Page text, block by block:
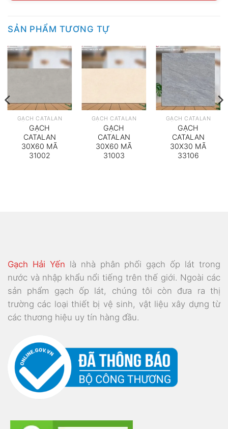
SẢN PHẨM TƯƠNG TỰ
GẠCH CATALAN
GẠCH
CATALAN
30X60 MÃ
31002
GẠCH CATALAN
GẠCH
CATALAN
30X60 MÃ
31003
GẠCH CATALAN
GẠCH
CATALAN
30X30 MÃ
33106
Gạch Hải Yến là nhà phân phối gạch ốp lát trong
nước và nhập khẩu nổi tiếng trên thế giới. Ngoài các
sản phẩm gạch ốp lát, chúng tôi còn đưa ra thị
trường các loại thiết bị vệ sinh, vật liệu xây dựng từ
các thương hiệu uy tín hàng đầu.